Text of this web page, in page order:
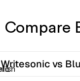
Compare
Writesonic vs